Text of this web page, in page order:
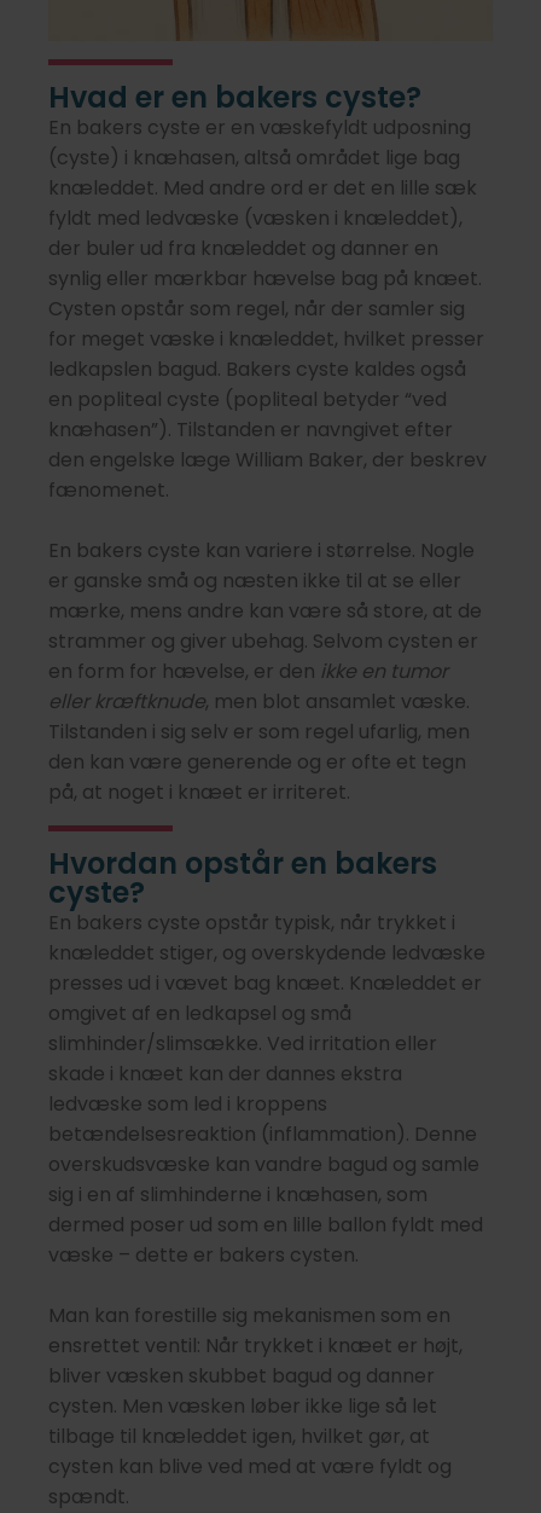
Ca. 19% af voksne uden symptomer (særligt
over 50 år) har en bakers cyste.
Kilde: ScienceDirect
Forekomst hos børn
Ca. 2,4% af asymptomatiske børn har en
bakers cyste. De er ofte ufarlige og forsvinder
af sig selv.
Kilde: Annals of Pediatric Surgery
Hyppighed blandt kvinder
Studier viser, at bakers cyster er hyppigere hos
kvinder – især over 50 år.
Kilde: Journal of Clinical Medicine
Hvad er en bakers cyste?
En bakers cyste er en væskefyldt udposning
(cyste) i knæhasen, altså området lige bag
knæleddet. Med andre ord er det en lille sæk
fyldt med ledvæske (væsken i knæleddet),
der buler ud fra knæleddet og danner en
synlig eller mærkbar hævelse bag på knæet.
Cysten opstår som regel, når der samler sig
for meget væske i knæleddet, hvilket presser
ledkapslen bagud. Bakers cyste kaldes også
en popliteal cyste (popliteal betyder “ved
knæhasen”). Tilstanden er navngivet efter
den engelske læge William Baker, der beskrev
fænomenet.
En bakers cyste kan variere i størrelse. Nogle
er ganske små og næsten ikke til at se eller
mærke, mens andre kan være så store, at de
strammer og giver ubehag. Selvom cysten er
en form for hævelse, er den ikke en tumor
eller kræftknude, men blot ansamlet væske.
Tilstanden i sig selv er som regel ufarlig, men
den kan være generende og er ofte et tegn
på, at noget i knæet er irriteret.
Hvordan opstår en bakers
cyste?
En bakers cyste opstår typisk, når trykket i
knæleddet stiger, og overskydende ledvæske
presses ud i vævet bag knæet. Knæleddet er
omgivet af en ledkapsel og små
slimhinder/slimsække. Ved irritation eller
skade i knæet kan der dannes ekstra
ledvæske som led i kroppens
betændelsesreaktion (inflammation). Denne
overskudsvæske kan vandre bagud og samle
sig i en af slimhinderne i knæhasen, som
dermed poser ud som en lille ballon fyldt med
væske – dette er bakers cysten.
Man kan forestille sig mekanismen som en
ensrettet ventil: Når trykket i knæet er højt,
bliver væsken skubbet bagud og danner
cysten. Men væsken løber ikke lige så let
tilbage til knæleddet igen, hvilket gør, at
cysten kan blive ved med at være fyldt og
spændt.